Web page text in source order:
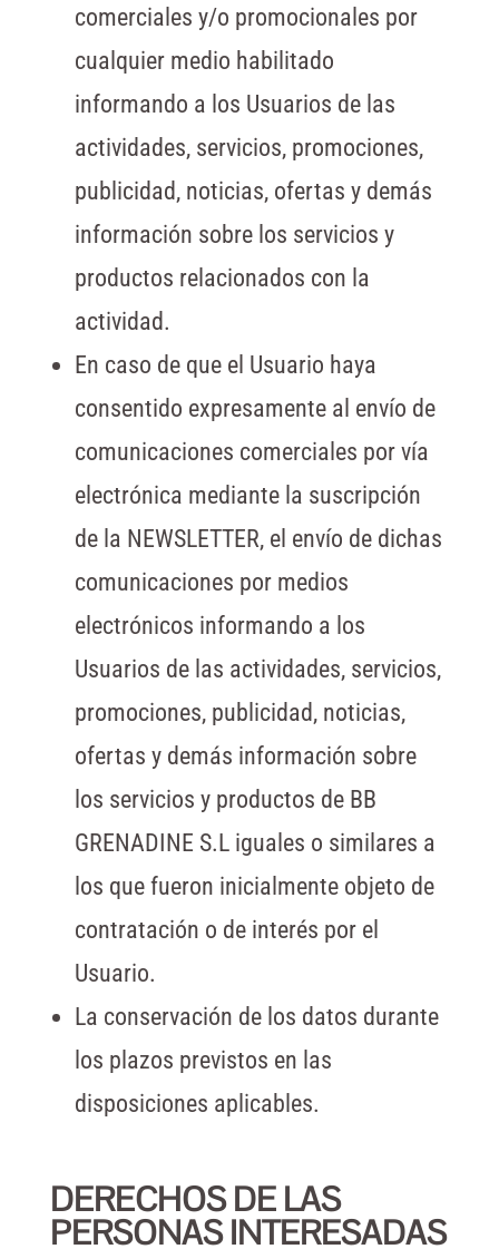
comerciales y/o promocionales por
cualquier medio habilitado
informando a los Usuarios de las
actividades, servicios, promociones,
publicidad, noticias, ofertas y demás
información sobre los servicios y
productos relacionados con la
actividad.
En caso de que el Usuario haya
consentido expresamente al envío de
comunicaciones comerciales por vía
electrónica mediante la suscripción
de la NEWSLETTER, el envío de dichas
comunicaciones por medios
electrónicos informando a los
Usuarios de las actividades, servicios,
promociones, publicidad, noticias,
ofertas y demás información sobre
los servicios y productos de BB
GRENADINE S.L iguales o similares a
los que fueron inicialmente objeto de
contratación o de interés por el
Usuario.
La conservación de los datos durante
los plazos previstos en las
disposiciones aplicables.
DERECHOS DE LAS
PERSONAS INTERESADAS